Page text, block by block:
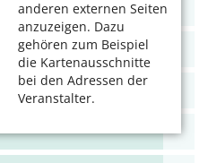
anderen externen Seiten
anzuzeigen. Dazu
gehören zum Beispiel
die Kartenausschnitte
bei den Adressen der
Veranstalter.